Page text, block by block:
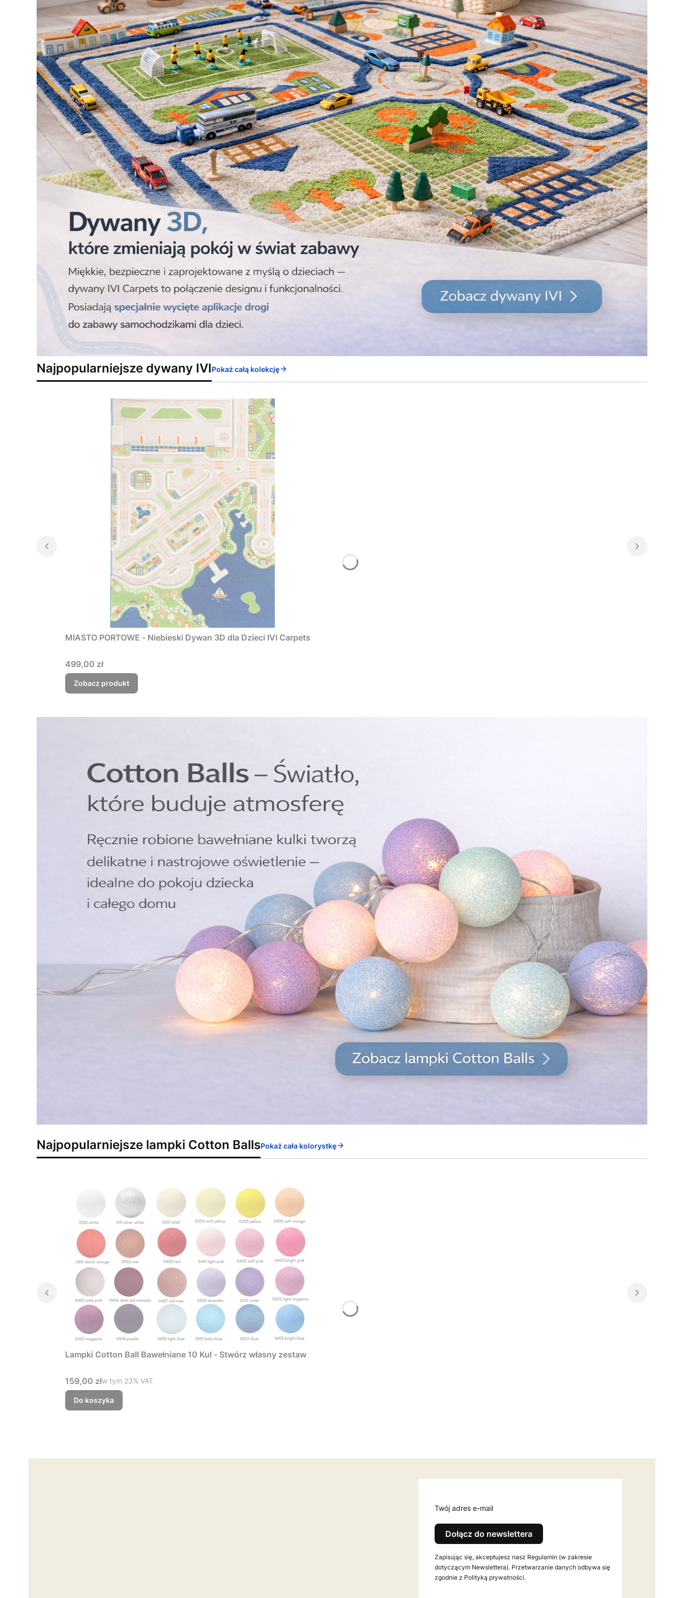
Najpopularniejsze dywany IVIPokaż całą kolekcję
MIASTO PORTOWE - Niebieski Dywan 3D dla Dzieci IVI Carpets
Cena
499,00 zł
Zobacz produkt
Najpopularniejsze lampki Cotton BallsPokaż cała kolorystkę
Lampki Cotton Ball Bawełniane 10 Kul - Stwórz własny zestaw
Cena brutto
159,00 złw tym %s VAT
w tym 23% VAT
Do koszyka
Twój adres e-mail
Dołącz do newslettera
Zapisując się, akceptujesz nasz Regulamin (w zakresie
dotyczącym Newslettera). Przetwarzanie danych odbywa się
zgodnie z Polityką prywatności.